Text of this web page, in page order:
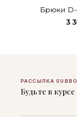
Брюки D-
3
РАССЫЛКА
Будьте в